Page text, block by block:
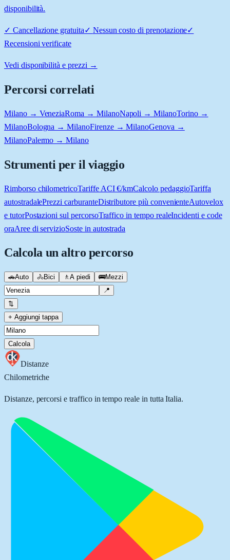
disponibilità.
✓ Cancellazione gratuita✓ Nessun costo di prenotazione✓
Recensioni verificate
Vedi disponibilità e prezzi →
Percorsi correlati
Milano → VeneziaRoma → MilanoNapoli → MilanoTorino →
MilanoBologna → MilanoFirenze → MilanoGenova →
MilanoPalermo → Milano
Strumenti per il viaggio
Rimborso chilometricoTariffe ACI €/kmCalcolo pedaggioTariffa
autostradalePrezzi carburanteDistributore più convenienteAutovelox
e tutorPostazioni sul percorsoTraffico in tempo realeIncidenti e code
oraAree di servizioSoste in autostrada
Calcola un altro percorso
🚗Auto 🚴Bici 🚶 A piedi 🚌Mezzi
📍
⇅
+ Aggiungi tappa
Calcola
Distanze
Chilometriche
Distanze, percorsi e traffico in tempo reale in tutta Italia.